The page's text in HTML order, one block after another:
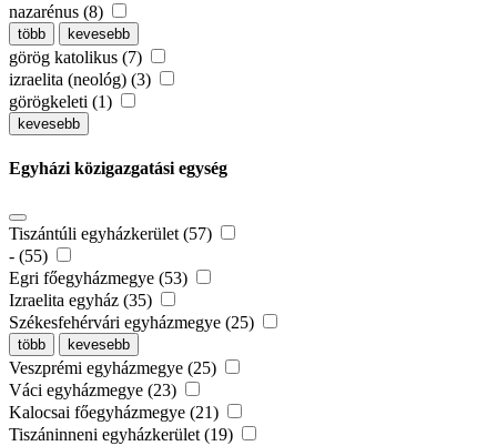
nazarénus (8)
több kevesebb
görög katolikus (7)
izraelita (neológ) (3)
görögkeleti (1)
kevesebb
Egyházi közigazgatási egység
Tiszántúli egyházkerület (57)
- (55)
Egri főegyházmegye (53)
Izraelita egyház (35)
Székesfehérvári egyházmegye (25)
több kevesebb
Veszprémi egyházmegye (25)
Váci egyházmegye (23)
Kalocsai főegyházmegye (21)
Tiszáninneni egyházkerület (19)